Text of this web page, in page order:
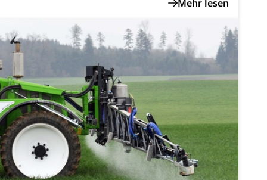
Jugendliche (WAS Luzern)
von Angehörigen (WAS Luzern)
Jugend+Sport
Freiwilliger Schulsport